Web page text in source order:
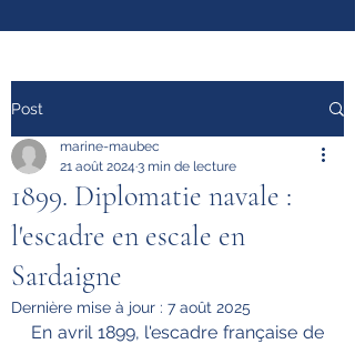
Post
1899. Diplomatie navale :
l'escadre en escale en
Sardaigne
marine-maubec
21 août 2024 3 min de lecture
Dernière mise à jour : 7 août 2025
En avril 1899, l'escadre française de